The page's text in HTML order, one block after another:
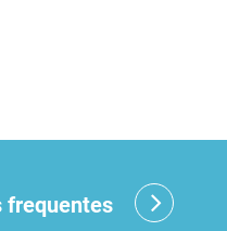
frequentes